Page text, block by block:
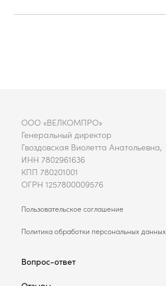
ООО «ВЕЛКОМПРО»
Генеральный директор
Гвоздовская Виолетта Анатольевна,
ИНН 7802961636
КПП 780201001
ОГРН 1257800009576
Пользовательское соглашение
Политика обработки персональных данных
Вопрос-ответ